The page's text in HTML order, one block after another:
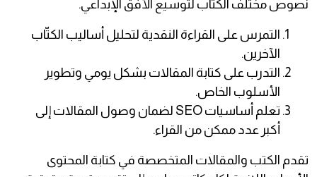
نصوص مختلف الكتّاب لتوسيع الأفق الإبداعي.
التمرس على القراءة النقدية لتحليل أساليب الكتّاب
الآخرين.
التدرب على كتابة المقالات بشكل يومي وتطوير
الأسلوب الخاص.
تعلم أساسيات SEO لضمان وصول المقالات إلى
أكبر عدد ممكن من القراء.
تقدم الكتب والمقالات المتخصصة في كتابة المحتوى